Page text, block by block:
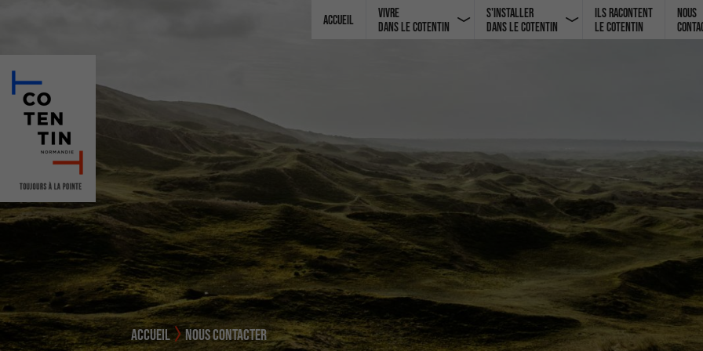
Accueil
Vivre
dans le Cotentin
S'installer
dans le Cotentin
Ils racontent
le Cotentin
Nous
ACCUEIL NOUS CONTACTER